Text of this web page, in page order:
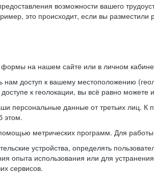
возможности вашего
это происходит, если вы
на нашем сайте или в личном
доступ к вашему местоположению
к геолокации, вы всё равно можете
персональные данные от третьих лиц. К
этом.
метрических программ. Для
устройства, определять
опыта использования или для
сервисов.